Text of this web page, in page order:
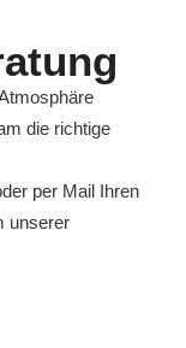
die richtige
per Mail Ihren
unserer